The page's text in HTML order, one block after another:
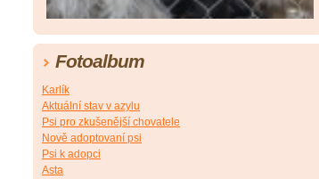
Fotoalbum
Karlík
Aktuální stav v azylu
Psi pro zkušenější chovatele
Nově adoptovaní psi
Psi k adopci
Asta